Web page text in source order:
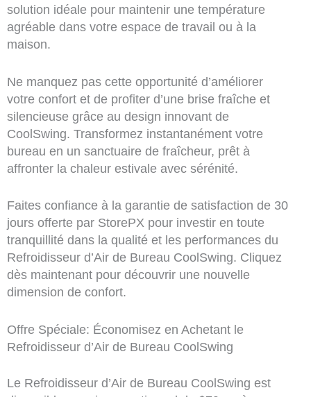
solution idéale pour maintenir une température
agréable dans votre espace de travail ou à la
maison.
Ne manquez pas cette opportunité d’améliorer
votre confort et de profiter d’une brise fraîche et
silencieuse grâce au design innovant de
CoolSwing. Transformez instantanément votre
bureau en un sanctuaire de fraîcheur, prêt à
affronter la chaleur estivale avec sérénité.
Faites confiance à la garantie de satisfaction de 30
jours offerte par StorePX pour investir en toute
tranquillité dans la qualité et les performances du
Refroidisseur d’Air de Bureau CoolSwing. Cliquez
dès maintenant pour découvrir une nouvelle
dimension de confort.
Offre Spéciale: Économisez en Achetant le
Refroidisseur d’Air de Bureau CoolSwing
Le Refroidisseur d’Air de Bureau CoolSwing est